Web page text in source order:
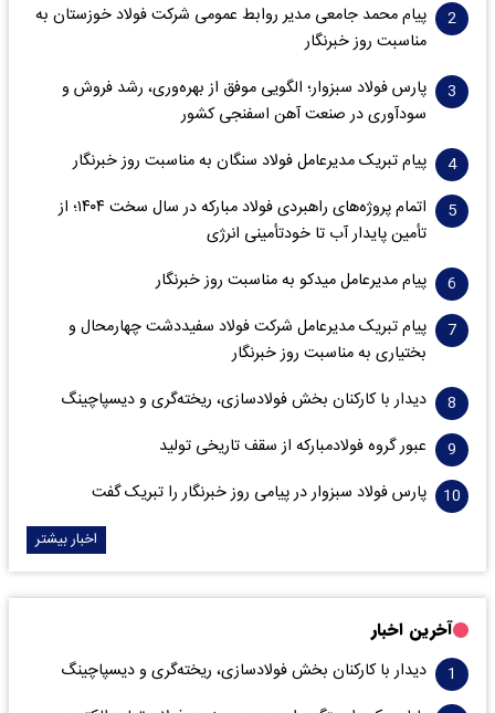
پیام محمد جامعی مدیر روابط عمومی شرکت فولاد خوزستان به
مناسبت روز خبرنگار
پارس فولاد سبزوار؛ الگویی موفق از بهره‌وری، رشد فروش و
سود‌آوری در صنعت آهن اسفنجی کشور
پیام تبریک مدیرعامل فولاد سنگان به مناسبت روز خبرنگار
اتمام پروژه‌های راهبردی فولاد مبارکه در سال سخت ۱۴۰۴؛ از
تأمین پایدار آب تا خودتأمینی انرژی
پیام مدیرعامل میدکو به مناسبت روز خبرنگار
پیام تبریک مدیرعامل شرکت فولاد سفیددشت چهارمحال و
بختیاری به مناسبت روز خبرنگار
دیدار با کارکنان بخش فولادسازی، ریخته‌گری و دیسپاچینگ
عبور گروه فولادمبارکه از سقف تاریخی تولید
پارس فولاد سبزوار در پیامی روز خبرنگار را تبریک گفت
اخبار بیشتر
آخرین اخبار
دیدار با کارکنان بخش فولادسازی، ریخته‌گری و دیسپاچینگ